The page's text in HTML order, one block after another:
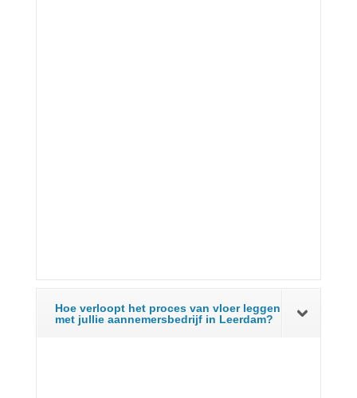
Hoe verloopt het proces van vloer leggen
met jullie aannemersbedrijf in Leerdam?